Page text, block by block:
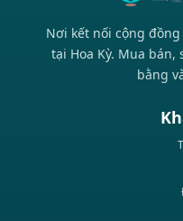
Nơi kết nối cộng
tại Hoa Kỳ. Mua
bằng